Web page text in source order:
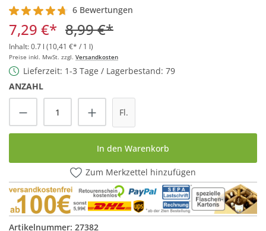
Durchschnittliche Bewertung von 4.6 von 5 Sternen
6 Bewertungen
7,29 €* 8,99 €*
Inhalt:0.7 l (10,41 €* / 1 l)
Preise inkl. MwSt. zzgl. Versandkosten
Lieferzeit: 1-3 Tage / Lagerbestand: 79
ANZAHL
Produkt Anzahl: Gib den gewünschten
Fl.
In den Warenkorb
Zum Merkzettel hinzufügen
Artikelnummer: 27382